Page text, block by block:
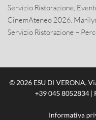
Servizio Ristorazione, Evento
CinemAteneo 2026. Marilyn
Servizio Ristorazione –
© 2026 ESU DI VERONA,
+39 045 8052834|
Informativa